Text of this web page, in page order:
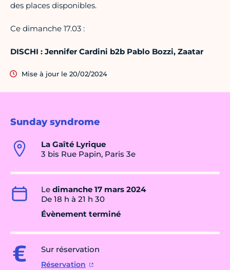
Sunday syndrome
La Gaîté Lyrique
3 bis Rue Papin, Paris 3e
Le dimanche 17 mars 2024
De 18 h à 21 h 30
Évènement terminé
Sur réservation
Réservation
des places disponibles.
Ce dimanche 17.03 :
DISCHI : Jennifer Cardini b2b Pablo Bozzi, Zaatar
Mise à jour le 20/02/2024